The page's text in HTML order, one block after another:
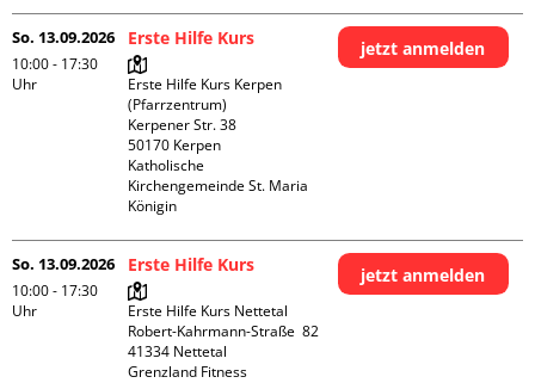
So. 13.09.2026
10:00 - 17:30
Uhr
Erste Hilfe Kurs
Erste Hilfe Kurs Kerpen
(Pfarrzentrum)
Kerpener Str. 38
50170 Kerpen
Katholische
Kirchengemeinde St. Maria
Königin
jetzt anmelden
So. 13.09.2026
10:00 - 17:30
Uhr
Erste Hilfe Kurs
Erste Hilfe Kurs Nettetal
Robert-Kahrmann-Straße  82
41334 Nettetal
Grenzland Fitness
jetzt anmelden